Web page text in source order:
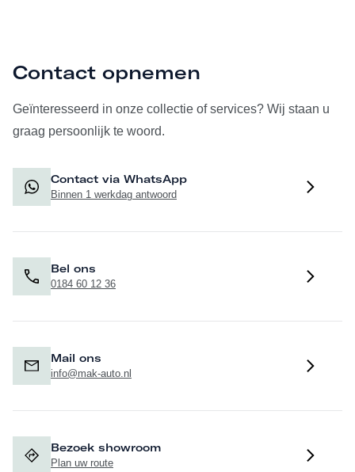
Contact opnemen
Geïnteresseerd in onze collectie of services? Wij staan u
graag persoonlijk te woord.
Contact via WhatsApp
Binnen 1 werkdag antwoord
Bel ons
0184 60 12 36
Mail ons
info@mak-auto.nl
Bezoek showroom
Plan uw route